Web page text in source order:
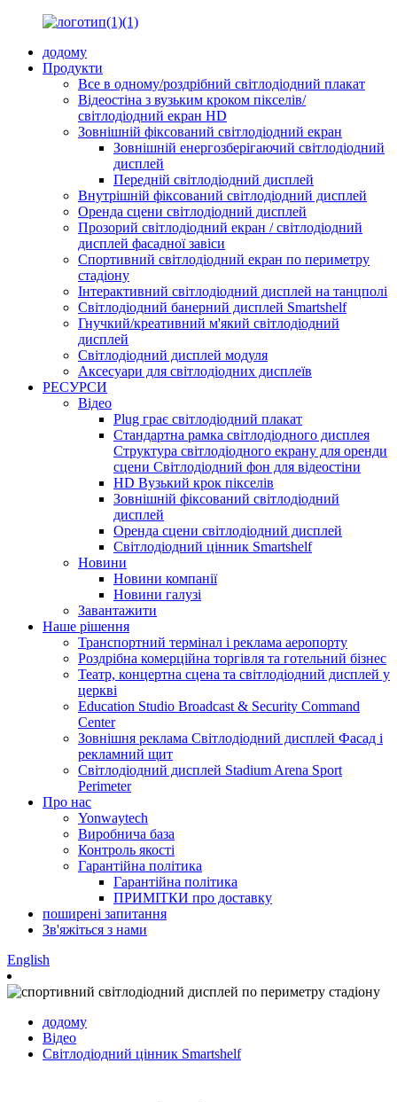
додому
Продукти
Все в одному/роздрібний світлодіодний плакат
Відеостіна з вузьким кроком пікселів/
світлодіодний екран HD
Зовнішній фіксований світлодіодний екран
Зовнішній енергозберігаючий світлодіодний
дисплей
Передній світлодіодний дисплей
Внутрішній фіксований світлодіодний дисплей
Оренда сцени світлодіодний дисплей
Прозорий світлодіодний екран / світлодіодний
дисплей фасадної завіси
Спортивний світлодіодний екран по периметру
стадіону
Інтерактивний світлодіодний дисплей на танцполі
Світлодіодний банерний дисплей Smartshelf
Гнучкий/креативний м'який світлодіодний
дисплей
Світлодіодний дисплей модуля
Аксесуари для світлодіодних дисплеїв
РЕСУРСИ
Відео
Plug грає світлодіодний плакат
Стандартна рамка світлодіодного дисплея
Структура світлодіодного екрану для оренди
сцени Світлодіодний фон для відеостіни
HD Вузький крок пікселів
Зовнішній фіксований світлодіодний
дисплей
Оренда сцени світлодіодний дисплей
Світлодіодний цінник Smartshelf
Новини
Новини компанії
Новини галузі
Завантажити
Наше рішення
Транспортний термінал і реклама аеропорту
Роздрібна комерційна торгівля та готельний бізнес
Театр, концертна сцена та світлодіодний дисплей у
церкві
Education Studio Broadcast & Security Command
Center
Зовнішня реклама Світлодіодний дисплей Фасад і
рекламний щит
Світлодіодний дисплей Stadium Arena Sport
Perimeter
Про нас
Yonwaytech
Виробнича база
Контроль якості
Гарантійна політика
Гарантійна політика
ПРИМІТКИ про доставку
поширені запитання
Зв'яжіться з нами
English
додому
Відео
Світлодіодний цінник Smartshelf